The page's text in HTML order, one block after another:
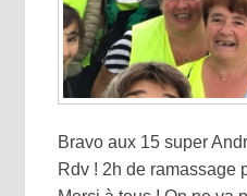
Bravo aux 15 super
Rdv ! 2h de ramassage